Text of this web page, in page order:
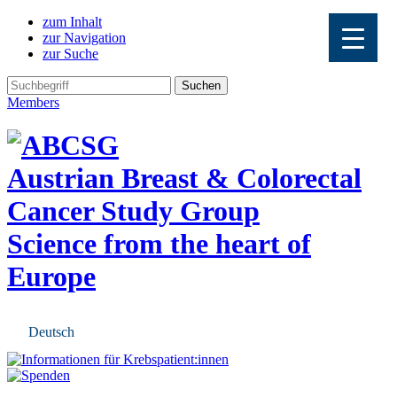
zum Inhalt
zur Navigation
zur Suche
Members
Austrian Breast & Colorectal
Cancer Study Group
Science from the heart of
Europe
Deutsch